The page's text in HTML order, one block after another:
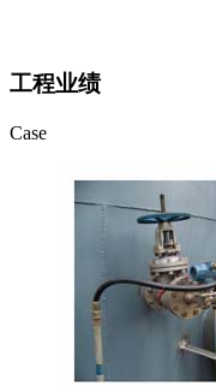
工程业绩
Case